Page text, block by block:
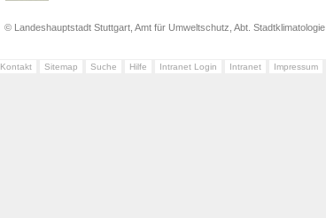
© Landeshauptstadt Stuttgart, Amt für Umweltschutz, Abt. Stadtklimatologie
Kontakt Sitemap Suche Hilfe Intranet Login Intranet Impressum